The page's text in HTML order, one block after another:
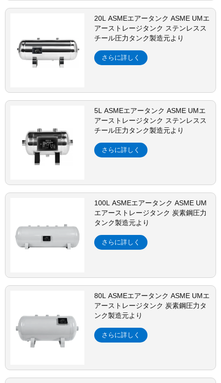
20L ASMEエアータンク ASME UMエ
アーストレージタンク ステンレスス
チール圧力タンク製造元より
さらに詳しく
5L ASMEエアータンク ASME UMエ
アーストレージタンク ステンレスス
チール圧力タンク製造元より
さらに詳しく
100L ASMEエアータンク ASME UM
エアーストレージタンク 炭素鋼圧力
タンク製造元より
さらに詳しく
80L ASMEエアータンク ASME UMエ
アーストレージタンク 炭素鋼圧力タ
ンク製造元より
さらに詳しく